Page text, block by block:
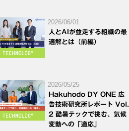
2026/06/01
人とAIが並走する組織の最
適解とは（前編）
2026/05/25
Hakuhodo DY ONE 広
告技術研究所レポート Vol.
2 酷暑テックで挑む、気候
変動への「適応」